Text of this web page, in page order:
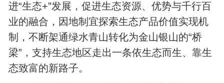
进“生态+”发展，促进生态资源、优势与千行百
业的融合，因地制宜探索生态产品价值实现机
制，不断架通绿水青山转化为金山银山的“桥
梁”，支持生态地区走出一条依生态而生、靠生
态致富的新路子。